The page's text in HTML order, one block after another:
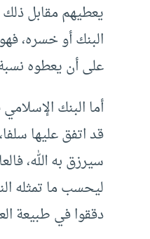
البنك أو خسره،
على أن يعطوه
أما البنك
سيرزق به الله،
ليحسب ما تمثله
دققوا في طبيعة